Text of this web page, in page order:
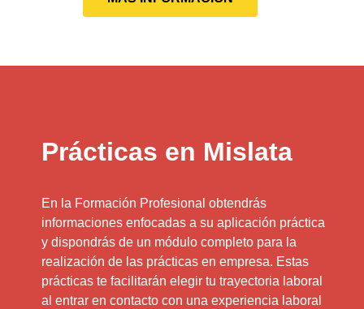
Prácticas en Mislata
En la Formación Profesional obtendrás
informaciones enfocadas a su aplicación práctica
y dispondrás de un módulo completo para la
realización de las prácticas en empresa. Estas
prácticas te facilitarán elegir tu trayectoria laboral
al entrar en contacto con una experiencia laboral